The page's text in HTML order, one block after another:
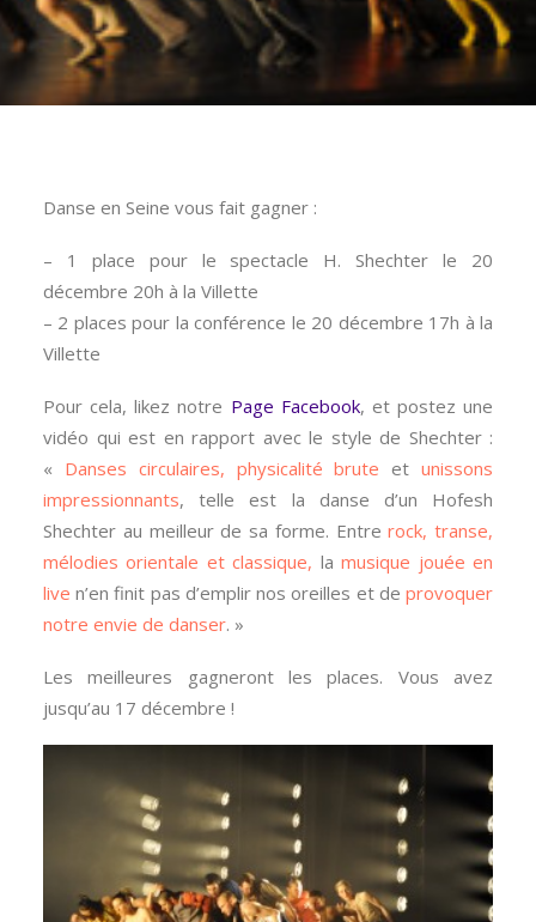
Danse en Seine vous fait gagner :
– 1 place pour le spectacle H. Shechter le 20
décembre 20h à la Villette
– 2 places pour la conférence le 20 décembre 17h à la
Villette
Pour cela, likez notre Page Facebook, et postez une
vidéo qui est en rapport avec le style de Shechter :
« Danses circulaires, physicalité bruteet unissons
impressionnants, telle est la danse d’un Hofesh
Shechter au meilleur de sa forme. Entre rock, transe,
mélodies orientale et classique, la musique jouée en
live n’en finit pas d’emplir nos oreilles et de provoquer
notre envie de danser. »
Les meilleures gagneront les places. Vous avez
jusqu’au 17 décembre !